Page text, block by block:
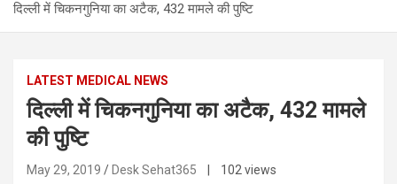
दिल्ली में चिकनगुनिया का अटैक, 432 मामले की पुष्टि
LATEST MEDICAL NEWS
दिल्ली में चिकनगुनिया का अटैक, 432 मामले
की पुष्टि
May 29, 2019 Desk Sehat365 | 102 views